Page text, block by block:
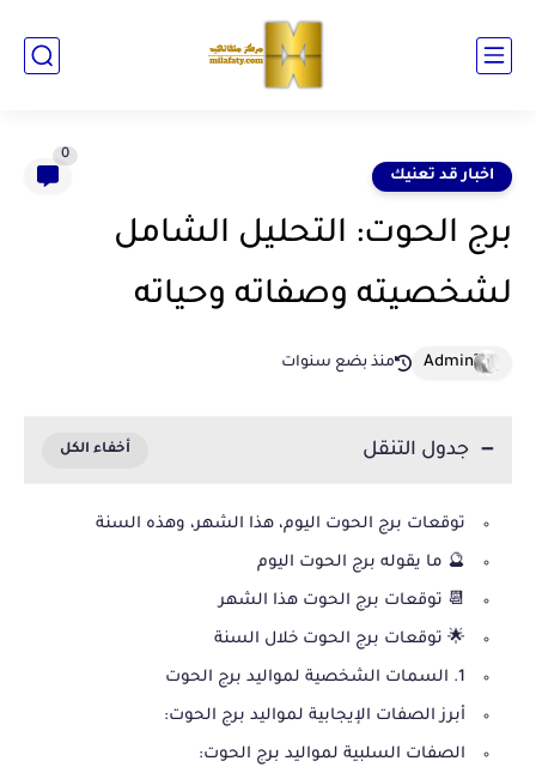
اخبار قد تعنيك
0
برج الحوت: التحليل الشامل
لشخصيته وصفاته وحياته
منذ بضع سنوات
جدول التنقل
توقعات برج الحوت اليوم، هذا الشهر، وهذه السنة
🔮 ما يقوله برج الحوت اليوم
📆 توقعات برج الحوت هذا الشهر
🌟 توقعات برج الحوت خلال السنة
1. السمات الشخصية لمواليد برج الحوت
أبرز الصفات الإيجابية لمواليد برج الحوت:
الصفات السلبية لمواليد برج الحوت: